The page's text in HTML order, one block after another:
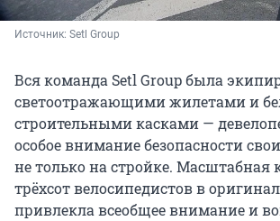
Источник: Setl Group
Вся команда Setl Group была
светоотражающими жилетами и
строительными касками —
особое внимание безопасности
не только на стройке. Масштабная
трёхсот велосипедистов в
привлекла всеобщее внимание и